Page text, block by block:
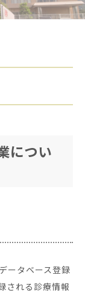
につい
ータベース登録
される診療情報